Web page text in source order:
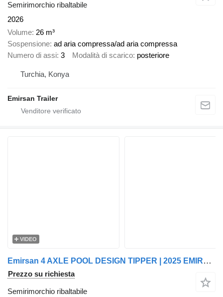
Semirimorchio ribaltabile
2026
Volume 26 m³
Sospensione ad aria compressa/ad aria compressa
Numero di assi 3 Modalità di scarico posteriore
Turchia, Konya
Emirsan Trailer
VIDEO
Emirsan 4 AXLE POOL DESIGN TIPPER | 2025 EMIRSAN
Prezzo su richiesta
Semirimorchio ribaltabile